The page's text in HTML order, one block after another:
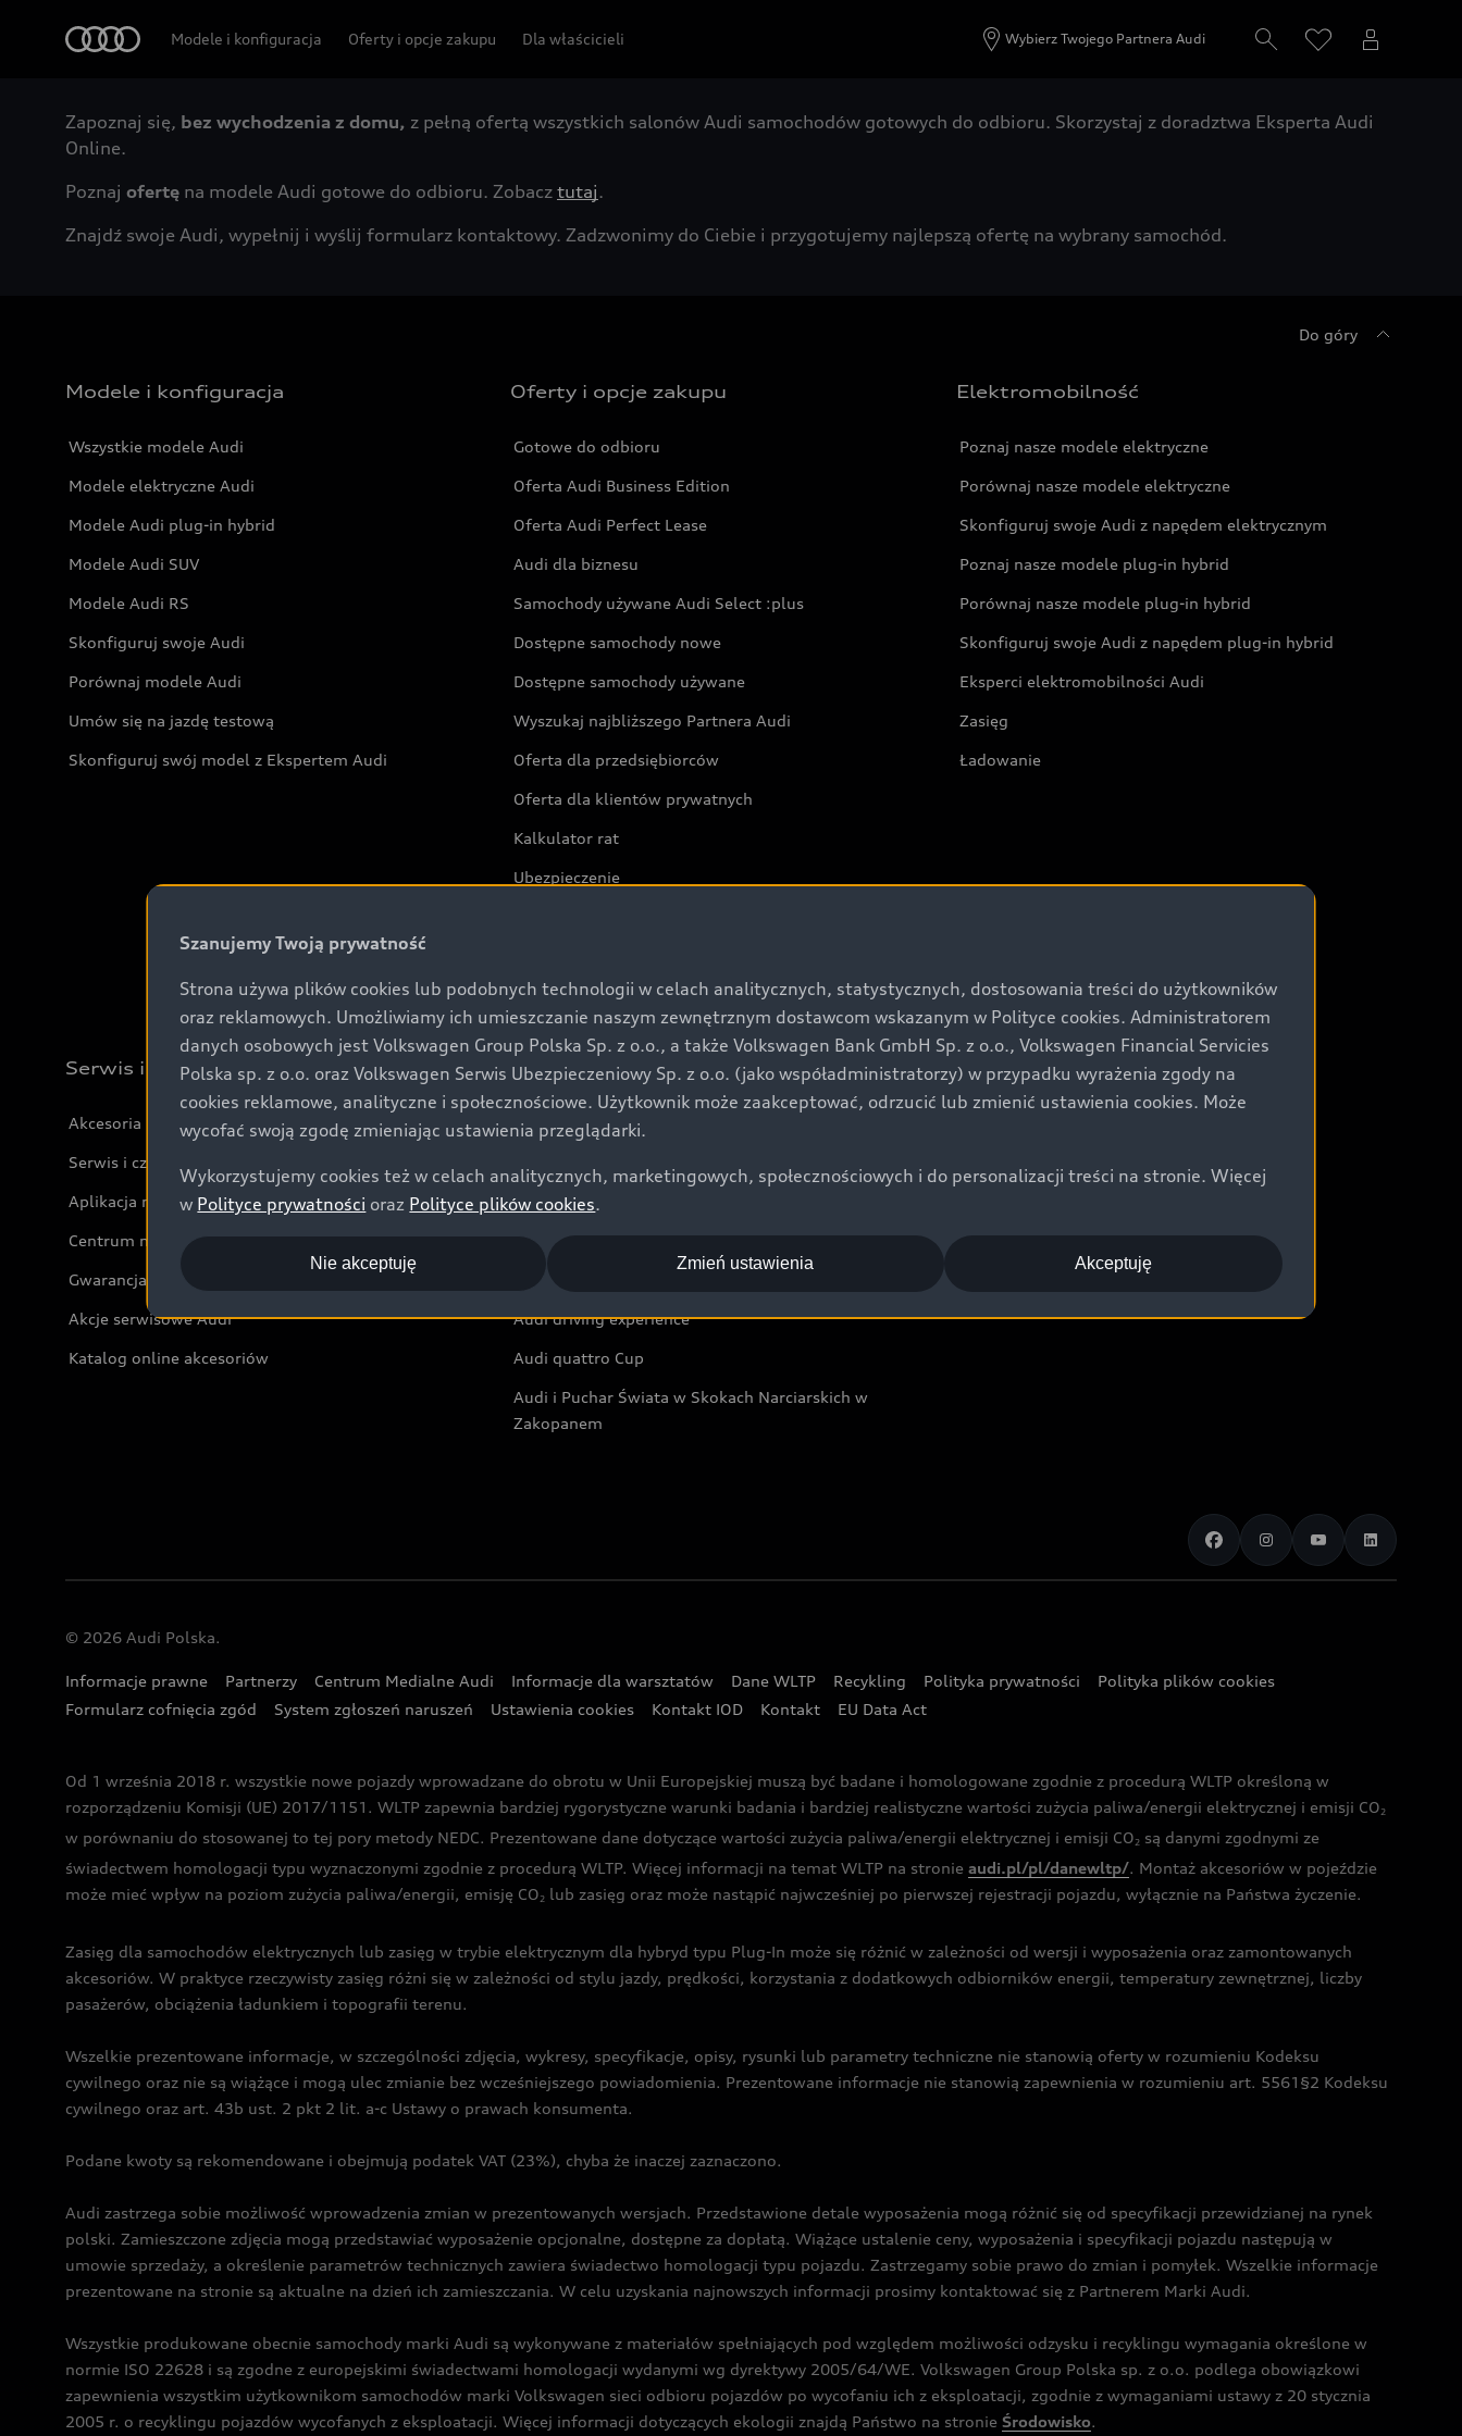
Modele i konfiguracja Oferty i opcje zakupu Dla właścicieli Wybierz Twojego Partnera Audi
Zapoznaj się, bez wychodzenia z domu, z pełną ofertą wszystkich salonów Audi samochodów gotowych do odbioru. Skorzystaj z doradztwa Eksperta Audi
Online.
Poznaj ofertę na modele Audi gotowe do odbioru. Zobacz tutaj.
Znajdź swoje Audi, wypełnij i wyślij formularz kontaktowy. Zadzwonimy do Ciebie i przygotujemy najlepszą ofertę na wybrany samochód.
Do góry
Modele i konfiguracja
Wszystkie modele Audi
Modele elektryczne Audi
Modele Audi plug-in hybrid
Modele Audi SUV
Modele Audi RS
Skonfiguruj swoje Audi
Porównaj modele Audi
Umów się na jazdę testową
Skonfiguruj swój model z Ekspertem Audi
Oferty i opcje zakupu
Gotowe do odbioru
Oferta Audi Business Edition
Oferta Audi Perfect Lease
Audi dla biznesu
Samochody używane Audi Select :plus
Dostępne samochody nowe
Dostępne samochody używane
Wyszukaj najbliższego Partnera Audi
Oferta dla przedsiębiorców
Oferta dla klientów prywatnych
Kalkulator rat
Ubezpieczenie
Audi exclusive
Elektromobilność
Poznaj nasze modele elektryczne
Porównaj nasze modele elektryczne
Skonfiguruj swoje Audi z napędem elektrycznym
Poznaj nasze modele plug-in hybrid
Porównaj nasze modele plug-in hybrid
Skonfiguruj swoje Audi z napędem plug-in hybrid
Eksperci elektromobilności Audi
Zasięg
Ładowanie
Serwis i akcesoria
Akcesoria
Serwis i części
Aplikacja myAudi i usługi cyfrowe
Centrum napraw powypadkowych
Gwarancja
Akcje serwisowe Audi
Katalog online akcesoriów
Świat Audi
Aktualności i historie postępu
Audi Nuvolari
Audi Sport Festiwal
Audi i Muzeum Sztuki Nowoczesnej w Warszawie
Audi driving experience
Audi quattro Cup
Audi i Puchar Świata w Skokach Narciarskich w
Zakopanem
© 2026 Audi Polska.
Informacje prawne Partnerzy Centrum Medialne Audi Informacje dla warsztatów Dane WLTP Recykling Polityka prywatności
Polityka plików cookies
Formularz cofnięcia zgód
System zgłoszeń naruszeń Ustawienia cookies Kontakt IOD Kontakt EU Data Act
Od 1 września 2018 r. wszystkie nowe pojazdy wprowadzane do obrotu w Unii Europejskiej muszą być badane i homologowane zgodnie z procedurą WLTP określoną w
rozporządzeniu Komisji (UE) 2017/1151. WLTP zapewnia bardziej rygorystyczne warunki badania i bardziej realistyczne wartości zużycia paliwa/energii elektrycznej i emisji CO2
w porównaniu do stosowanej to tej pory metody NEDC. Prezentowane dane dotyczące wartości zużycia paliwa/energii elektrycznej i emisji CO2 są danymi zgodnymi ze
świadectwem homologacji typu wyznaczonymi zgodnie z procedurą WLTP. Więcej informacji na temat WLTP na stronie audi.pl/pl/danewltp/. Montaż akcesoriów w pojeździe
może mieć wpływ na poziom zużycia paliwa/energii, emisję CO2 lub zasięg oraz może nastąpić najwcześniej po pierwszej rejestracji pojazdu, wyłącznie na Państwa życzenie.
Zasięg dla samochodów elektrycznych lub zasięg w trybie elektrycznym dla hybryd typu Plug-In może się różnić w zależności od wersji i wyposażenia oraz zamontowanych
akcesoriów. W praktyce rzeczywisty zasięg różni się w zależności od stylu jazdy, prędkości, korzystania z dodatkowych odbiorników energii, temperatury zewnętrznej, liczby
pasażerów, obciążenia ładunkiem i topografii terenu.
Wszelkie prezentowane informacje, w szczególności zdjęcia, wykresy, specyfikacje, opisy, rysunki lub parametry techniczne nie stanowią oferty w rozumieniu Kodeksu
cywilnego oraz nie są wiążące i mogą ulec zmianie bez wcześniejszego powiadomienia. Prezentowane informacje nie stanowią zapewnienia w rozumieniu art. 5561§2 Kodeksu
cywilnego oraz art. 43b ust. 2 pkt 2 lit. a-c Ustawy o prawach konsumenta.
Podane kwoty są rekomendowane i obejmują podatek VAT (23%), chyba że inaczej zaznaczono.
Audi zastrzega sobie możliwość wprowadzenia zmian w prezentowanych wersjach. Przedstawione detale wyposażenia mogą różnić się od specyfikacji przewidzianej na rynek
polski. Zamieszczone zdjęcia mogą przedstawiać wyposażenie opcjonalne, dostępne za dopłatą. Wiążące ustalenie ceny, wyposażenia i specyfikacji pojazdu następują w
umowie sprzedaży, a określenie parametrów technicznych zawiera świadectwo homologacji typu pojazdu. Zastrzegamy sobie prawo do zmian i pomyłek. Wszelkie informacje
prezentowane na stronie są aktualne na dzień ich zamieszczania. W celu uzyskania najnowszych informacji prosimy kontaktować się z Partnerem Marki Audi.
Wszystkie produkowane obecnie samochody marki Audi są wykonywane z materiałów spełniających pod względem możliwości odzysku i recyklingu wymagania określone w
normie ISO 22628 i są zgodne z europejskimi świadectwami homologacji wydanymi wg dyrektywy 2005/64/WE. Volkswagen Group Polska sp. z o.o. podlega obowiązkowi
zapewnienia wszystkim użytkownikom samochodów marki Volkswagen sieci odbioru pojazdów po wycofaniu ich z eksploatacji, zgodnie z wymaganiami ustawy z 20 stycznia
2005 r. o recyklingu pojazdów wycofanych z eksploatacji. Więcej informacji dotyczących ekologii znajdą Państwo na stronie Środowisko.
Szanujemy Twoją prywatność
Strona używa plików cookies lub podobnych technologii w celach analitycznych, statystycznych, dostosowania treści do użytkowników
oraz reklamowych. Umożliwiamy ich umieszczanie naszym zewnętrznym dostawcom wskazanym w Polityce cookies. Administratorem
danych osobowych jest Volkswagen Group Polska Sp. z o.o., a także Volkswagen Bank GmbH Sp. z o.o., Volkswagen Financial Servicies
Polska sp. z o.o. oraz Volkswagen Serwis Ubezpieczeniowy Sp. z o.o. (jako współadministratorzy) w przypadku wyrażenia zgody na
cookies reklamowe, analityczne i społecznościowe. Użytkownik może zaakceptować, odrzucić lub zmienić ustawienia cookies. Może
wycofać swoją zgodę zmieniając ustawienia przeglądarki.
Wykorzystujemy cookies też w celach analitycznych, marketingowych, społecznościowych i do personalizacji treści na stronie. Więcej
w Polityce prywatności oraz Polityce plików cookies.
Akceptuję
Nie akceptuję Zmień ustawienia